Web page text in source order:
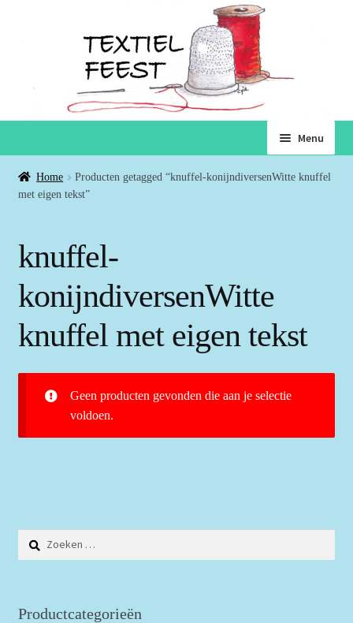
naar
navigatie
de
inhoud
Menu
Home
Winkelmand
Voorwaarden
Over ons
Home
Producten getagged “knuffel-konijndiversenWitte knuffel
met eigen tekst”
knuffel-
konijndiversenWitte
knuffel met eigen tekst
Geen producten gevonden die aan je selectie
voldoen.
naar:
Productcategorieën